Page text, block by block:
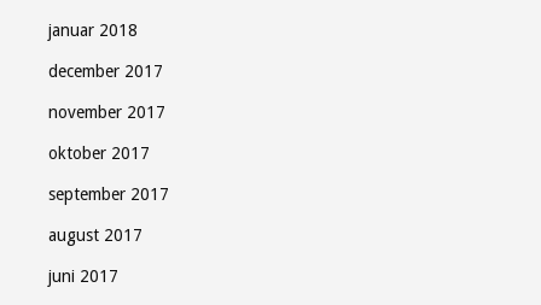
januar 2018
december 2017
november 2017
oktober 2017
september 2017
august 2017
juni 2017